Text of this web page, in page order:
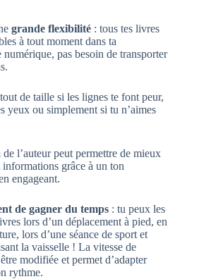
grande flexibilité : tous tes livres
à tout moment dans ta
pas besoin de transporter
de taille si les lignes te font peur,
yeux ou simplement si tu n’aimes
l’auteur peut permettre de mieux
informations grâce à un ton
engageant.
de gagner du temps: tu peux les
lors d’un déplacement à pied, en
lors d’une séance de sport et
la vaisselle ! La vitesse de
modifiée et permet d’adapter
rythme.